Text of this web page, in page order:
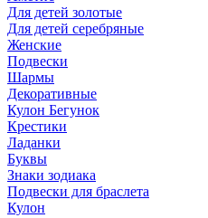
Для детей золотые
Для детей серебряные
Женские
Подвески
Шармы
Декоративные
Кулон Бегунок
Крестики
Ладанки
Буквы
Знаки зодиака
Подвески для браслета
Кулон